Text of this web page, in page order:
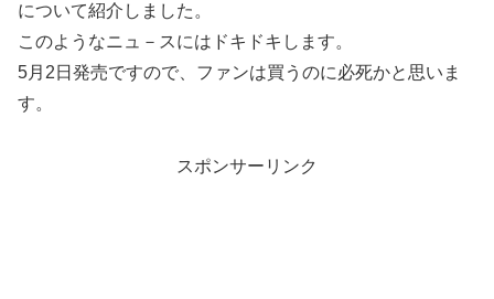
について紹介しました。
このようなニュ－スにはドキドキします。
5月2日発売ですので、ファンは買うのに必死かと思いま
す。
スポンサーリンク